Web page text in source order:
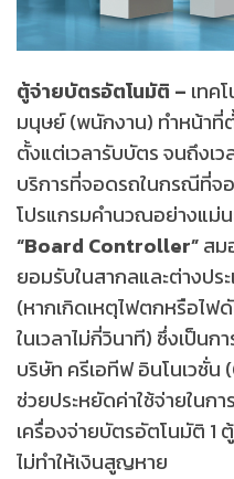
ตู้จ่ายบัตรอัตโนมัติ – เทค
มนุษย์ (พนักงาน) ทำหน้าที่
ตั้งแต่เวลารับบัตร จนถึงเ
บริการที่จอดรถในกรณีที่จ
โปรแกรมคำนวณอย่างแม่
“Board Controller”สม
ยอมรับในสากลและต่างปร
(หากเกิดเหตุไฟตกหรือไฟ
ในเวลาไม่กี่วินาที) ซึ่งเป็น
บริษัท ครีเอทีฟ อินโนเวชั่น
ช่วยประหยัดค่าใช้จ่ายในก
เครื่องจ่ายบัตรอัตโนมัติ 1
ไม่ทำให้เงินสูญหาย